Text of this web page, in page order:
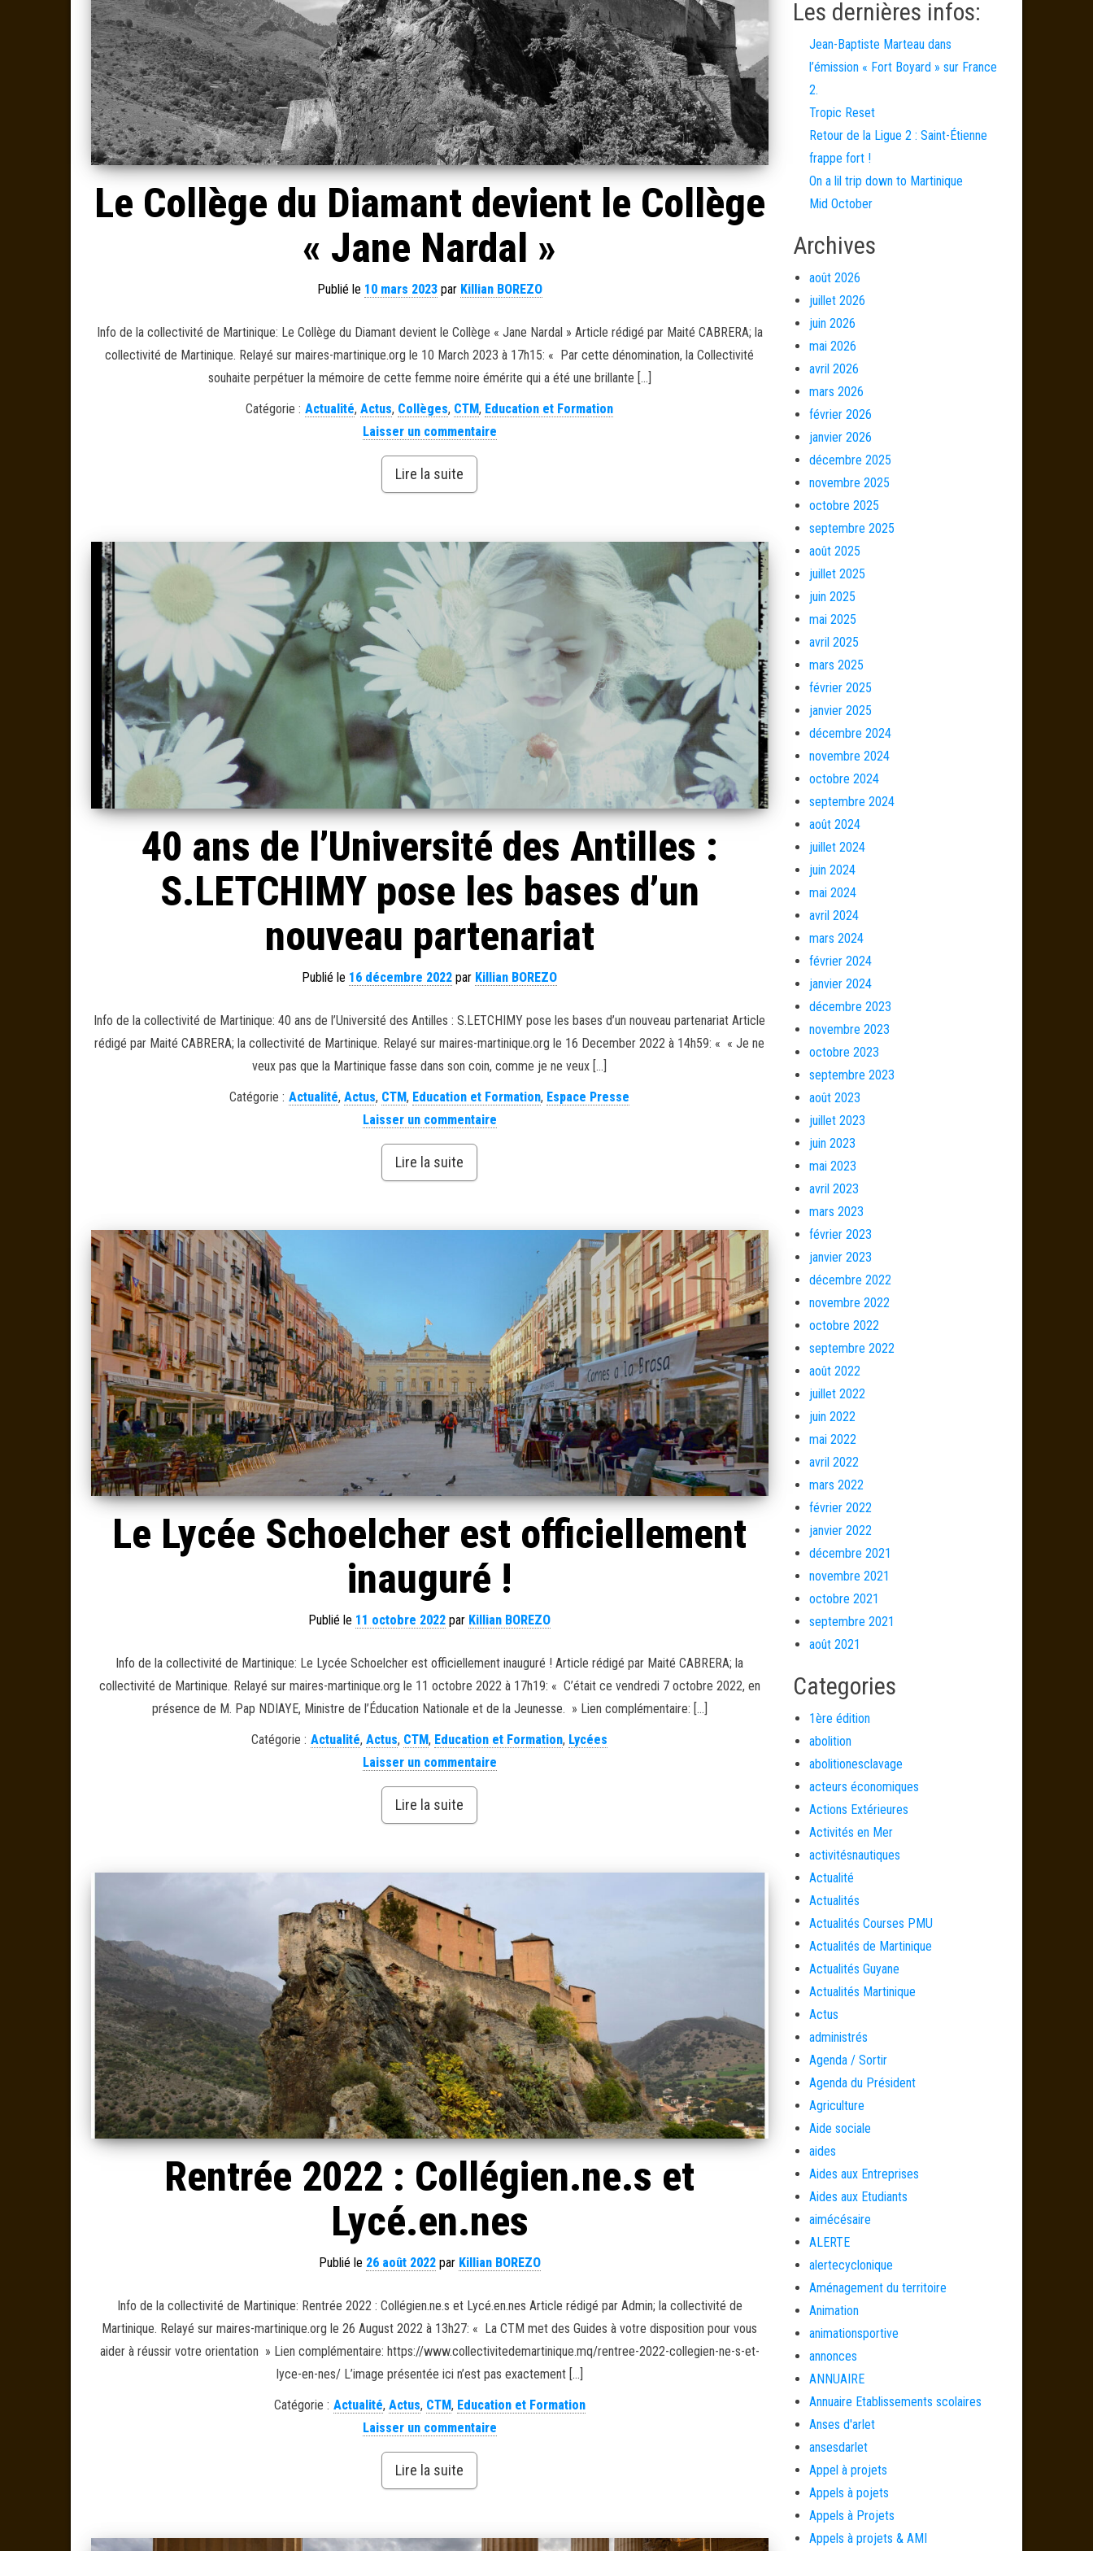
Le Collège du Diamant devient le Collège
« Jane Nardal »
Publié le 10 mars 2023par Killian BOREZO
Info de la collectivité de Martinique: Le Collège du Diamant devient le Collège « Jane Nardal » Article rédigé par Maité CABRERA; la
collectivité de Martinique. Relayé sur maires-martinique.org le 10 March 2023 à 17h15: « Par cette dénomination, la Collectivité
souhaite perpétuer la mémoire de cette femme noire émérite qui a été une brillante […]
Catégorie : Actualité,Actus, Collèges, CTM, Education et Formation
Laisser un commentaire
Lire la suite
40 ans de l’Université des Antilles :
S.LETCHIMY pose les bases d’un
nouveau partenariat
Publié le 16 décembre 2022 par Killian BOREZO
Info de la collectivité de Martinique: 40 ans de l’Université des Antilles : S.LETCHIMY pose les bases d’un nouveau partenariat Article
rédigé par Maité CABRERA; la collectivité de Martinique. Relayé sur maires-martinique.org le 16 December 2022 à 14h59: « « Je ne
veux pas que la Martinique fasse dans son coin, comme je ne veux […]
Catégorie : Actualité,Actus, CTM, Education et Formation, Espace Presse
Laisser un commentaire
Lire la suite
Le Lycée Schoelcher est officiellement
inauguré !
Publié le 11 octobre 2022 par Killian BOREZO
Info de la collectivité de Martinique: Le Lycée Schoelcher est officiellement inauguré ! Article rédigé par Maité CABRERA; la
collectivité de Martinique. Relayé sur maires-martinique.org le 11 octobre 2022 à 17h19: « C’était ce vendredi 7 octobre 2022, en
présence de M. Pap NDIAYE, Ministre de l’Éducation Nationale et de la Jeunesse. » Lien complémentaire: […]
Catégorie : Actualité,Actus, CTM, Education et Formation, Lycées
Laisser un commentaire
Lire la suite
Rentrée 2022 : Collégien.ne.s et
Lycé.en.nes
Publié le 26 août 2022par Killian BOREZO
Info de la collectivité de Martinique: Rentrée 2022 : Collégien.ne.s et Lycé.en.nes Article rédigé par Admin; la collectivité de
Martinique. Relayé sur maires-martinique.org le 26 August 2022 à 13h27: « La CTM met des Guides à votre disposition pour vous
aider à réussir votre orientation » Lien complémentaire: https://www.collectivitedemartinique.mq/rentree-2022-collegien-ne-s-et-
lyce-en-nes/ L’image présentée ici n’est pas exactement […]
Catégorie : Actualité, Actus, CTM, Education et Formation
Laisser un commentaire
Lire la suite
Les dernières infos:
Jean-Baptiste Marteau dans
l’émission « Fort Boyard » sur France
2.
Tropic Reset
Retour de la Ligue 2 : Saint-Étienne
frappe fort !
On a lil trip down to Martinique
Mid October
Archives
août 2026
juillet 2026
juin 2026
mai 2026
avril 2026
mars 2026
février 2026
janvier 2026
décembre 2025
novembre 2025
octobre 2025
septembre 2025
août 2025
juillet 2025
juin 2025
mai 2025
avril 2025
mars 2025
février 2025
janvier 2025
décembre 2024
novembre 2024
octobre 2024
septembre 2024
août 2024
juillet 2024
juin 2024
mai 2024
avril 2024
mars 2024
février 2024
janvier 2024
décembre 2023
novembre 2023
octobre 2023
septembre 2023
août 2023
juillet 2023
juin 2023
mai 2023
avril 2023
mars 2023
février 2023
janvier 2023
décembre 2022
novembre 2022
octobre 2022
septembre 2022
août 2022
juillet 2022
juin 2022
mai 2022
avril 2022
mars 2022
février 2022
janvier 2022
décembre 2021
novembre 2021
octobre 2021
septembre 2021
août 2021
Categories
1ère édition
abolition
abolitionesclavage
acteurs économiques
Actions Extérieures
Activités en Mer
activitésnautiques
Actualité
Actualités
Actualités Courses PMU
Actualités de Martinique
Actualités Guyane
Actualités Martinique
Actus
administrés
Agenda / Sortir
Agenda du Président
Agriculture
Aide sociale
aides
Aides aux Entreprises
Aides aux Etudiants
aimécésaire
ALERTE
alertecyclonique
Aménagement du territoire
Animation
animationsportive
annonces
ANNUAIRE
Annuaire Etablissements scolaires
Anses d'arlet
ansesdarlet
Appel à projets
Appels à pojets
Appels à Projets
Appels à projets & AMI